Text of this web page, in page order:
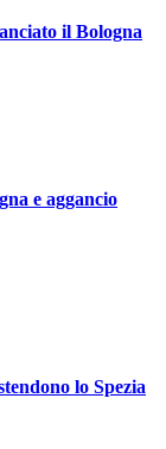
il Bologna
e aggancio
lo Spezia